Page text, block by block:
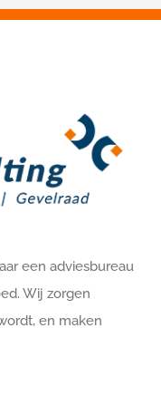
een adviesbureau
Wij zorgen
en maken